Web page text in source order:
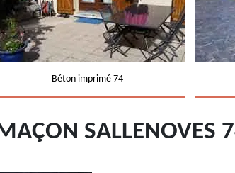
Béton imprimé 74
SALLENOVES